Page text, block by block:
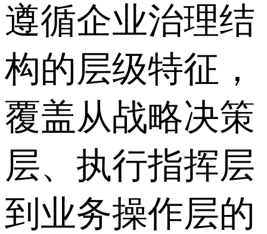
遵循企业治理结
构的层级特征，
覆盖从战略决策
层、执行指挥层
到业务操作层的